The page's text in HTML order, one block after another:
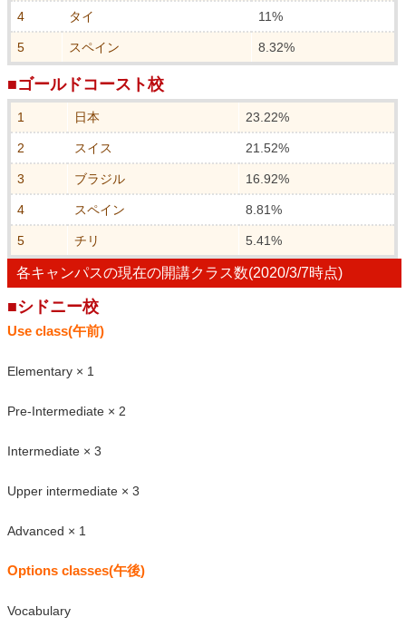
4 タイ 11%
5 スペイン 8.32%
■ゴールドコースト校
1 日本 23.22%
2 スイス 21.52%
3 ブラジル 16.92%
4 スペイン 8.81%
5 チリ 5.41%
各キャンパスの現在の開講クラス数(2020/3/7時点)
■シドニー校
Use class(午前)
Elementary × 1
Pre-Intermediate × 2
Intermediate × 3
Upper intermediate × 3
Advanced × 1
Options classes(午後)
Vocabulary